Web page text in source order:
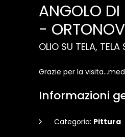
ANGOLO
-
OLIO SU TELA, TELA
Grazie per la
Informazioni
Categoria: Pittura